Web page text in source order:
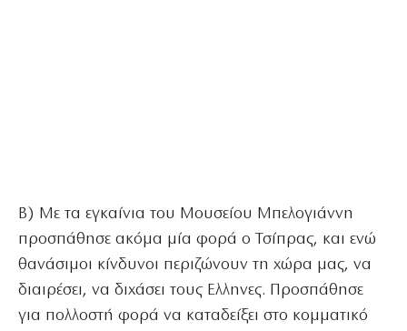
Β) Με τα εγκαίνια του Μουσείου Μπελογιάννη
προσπάθησε ακόμα μία φορά ο Τσίπρας, και ενώ
θανάσιμοι κίνδυνοι περιζώνουν τη χώρα μας, να
διαιρέσει, να διχάσει τους Ελληνες. Προσπάθησε
για πολλοστή φορά να καταδείξει στο κομματικό